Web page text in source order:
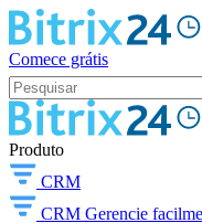
Comece grátis
Produto
CRM
CRM Gerencie